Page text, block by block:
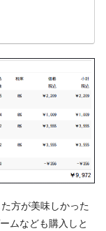
方が美味しかった
ムなども購入しと